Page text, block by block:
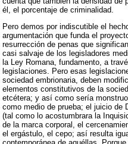
él, el porcentaje de criminalidad.
Pero demos por indiscutible el
argumentación que funda el
resurrección de penas que
casi salvaje de los legisladores
la Ley Romana, fundamento, a
legislaciones. Pero esas
sociedad embrionaria, deben
elementos constitutivos de la
etcétera; y así como sería
como medio de prueba; el juicio de
(tal como lo acostumbrara la
de la marca corporal, el
el ergástulo, el cepo; así resulta